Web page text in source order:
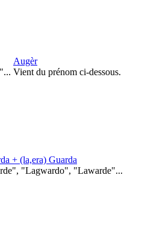
Augèr
Vient du prénom ci-dessous.
+ (la,era) Guarda
"Lagwardo", "Lawarde"...